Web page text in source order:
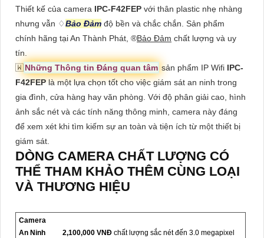
Thiết kế của camera IPC-F42FEP với thân plastic nhẹ nhàng
nhưng vẫn ♢Bảo Đảm độ bền và chắc chắn. Sản phẩm
chính hãng tại An Thành Phát, ®️Bảo Đảm chất lượng và uy
tín.
🇼Những Thông tin Đáng quan tâm sản phẩm IP Wifi IPC-
F42FEPlà một lựa chọn tốt cho việc giám sát an ninh trong
gia đình, cửa hàng hay văn phòng. Với độ phân giải cao, hình
ảnh sắc nét và các tính năng thông minh, camera này đáng
để xem xét khi tìm kiếm sự an toàn và tiện ích từ một thiết bị
giám sát.
DÒNG CAMERA CHẤT LƯỢNG CÓ
THỂ THAM KHẢO THÊM CÙNG LOẠI
VÀ THƯƠNG HIỆU
Camera
An Ninh
2,100,000 VNĐ chất lượng sắc nét đến 3.0 megapixel